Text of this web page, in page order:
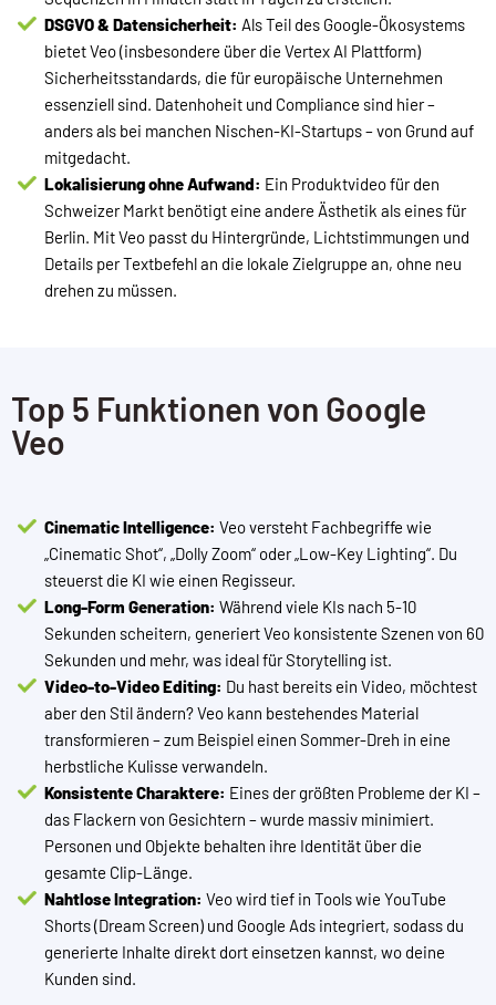
DSGVO & Datensicherheit: Als Teil des Google-Ökosystems
bietet Veo (insbesondere über die Vertex AI Plattform)
Sicherheitsstandards, die für europäische Unternehmen
essenziell sind. Datenhoheit und Compliance sind hier –
anders als bei manchen Nischen-KI-Startups – von Grund auf
mitgedacht.
Lokalisierung ohne Aufwand: Ein Produktvideo für den
Schweizer Markt benötigt eine andere Ästhetik als eines für
Berlin. Mit Veo passt du Hintergründe, Lichtstimmungen und
Details per Textbefehl an die lokale Zielgruppe an, ohne neu
drehen zu müssen.
Top 5 Funktionen von Google
Veo
Cinematic Intelligence: Veo versteht Fachbegriffe wie
„Cinematic Shot“, „Dolly Zoom“ oder „Low-Key Lighting“. Du
steuerst die KI wie einen Regisseur.
Long-Form Generation: Während viele KIs nach 5-10
Sekunden scheitern, generiert Veo konsistente Szenen von 60
Sekunden und mehr, was ideal für Storytelling ist.
Video-to-Video Editing: Du hast bereits ein Video, möchtest
aber den Stil ändern? Veo kann bestehendes Material
transformieren – zum Beispiel einen Sommer-Dreh in eine
herbstliche Kulisse verwandeln.
Konsistente Charaktere: Eines der größten Probleme der KI –
das Flackern von Gesichtern – wurde massiv minimiert.
Personen und Objekte behalten ihre Identität über die
gesamte Clip-Länge.
Nahtlose Integration: Veo wird tief in Tools wie YouTube
Shorts (Dream Screen) und Google Ads integriert, sodass du
generierte Inhalte direkt dort einsetzen kannst, wo deine
Kunden sind.